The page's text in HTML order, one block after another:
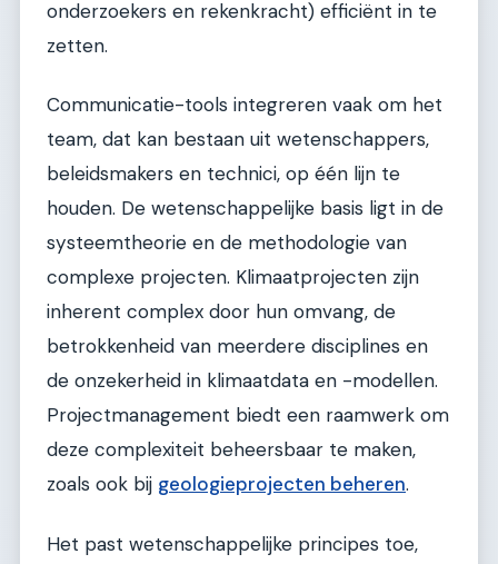
onderzoekers en rekenkracht) efficiënt in te
zetten.
Communicatie-tools integreren vaak om het
team, dat kan bestaan uit wetenschappers,
beleidsmakers en technici, op één lijn te
houden. De wetenschappelijke basis ligt in de
systeemtheorie en de methodologie van
complexe projecten. Klimaatprojecten zijn
inherent complex door hun omvang, de
betrokkenheid van meerdere disciplines en
de onzekerheid in klimaatdata en -modellen.
Projectmanagement biedt een raamwerk om
deze complexiteit beheersbaar te maken,
zoals ook bij geologieprojecten beheren.
Het past wetenschappelijke principes toe,